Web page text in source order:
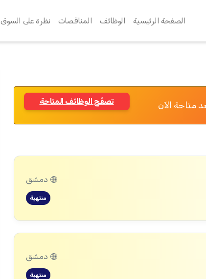
الصفحة الرئيسية الوظائف المناقصات نظرة على السوق
متاحة الآن تصفّح الوظائف المتاحة
دمشق
منتهية
دمشق
منتهية